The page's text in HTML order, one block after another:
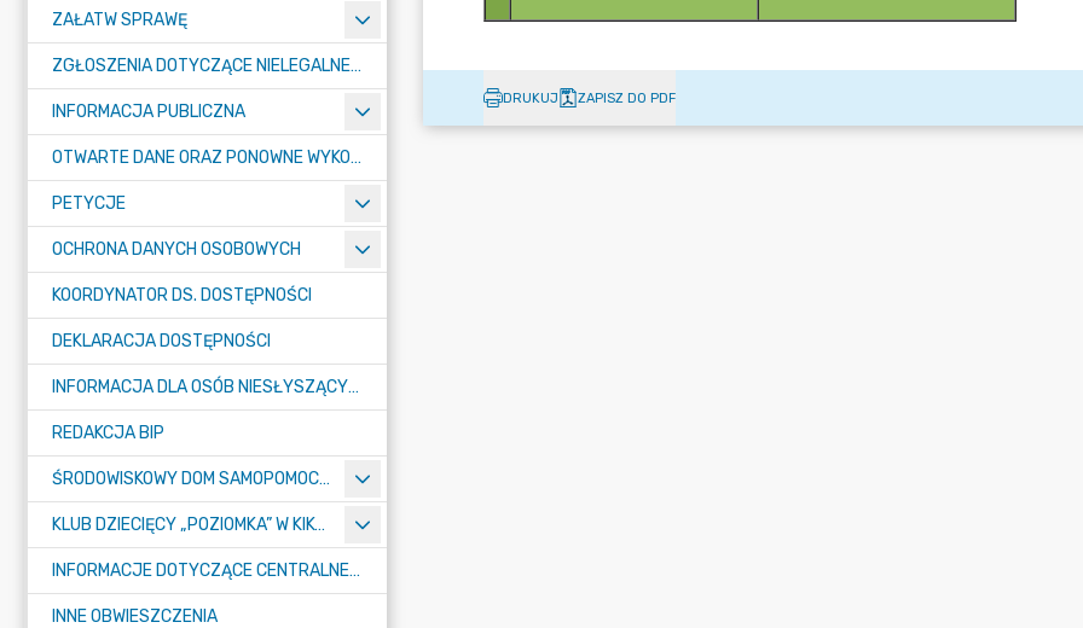
ZAŁATW SPRAWĘ
ZGŁOSZENIA DOTYCZĄCE NIELEGALNEGO SPALANIA ODPADÓW
INFORMACJA PUBLICZNA
OTWARTE DANE ORAZ PONOWNE WYKORZYSTANIE INFORMACJI SEKTORA PUBLICZNEGO
PETYCJE
OCHRONA DANYCH OSOBOWYCH
KOORDYNATOR DS. DOSTĘPNOŚCI
DEKLARACJA DOSTĘPNOŚCI
INFORMACJA DLA OSÓB NIESŁYSZĄCYCH
REDAKCJA BIP
ŚRODOWISKOWY DOM SAMOPOMOCY "KONICZYNKA" W SUMINIE
KLUB DZIECIĘCY „POZIOMKA” W KIKOLE
INFORMACJE DOTYCZĄCE CENTRALNEGO PORTU KOMUNIKACYJNEGO
INNE OBWIESZCZENIA
DRUKUJ ZAPISZ DO PDF